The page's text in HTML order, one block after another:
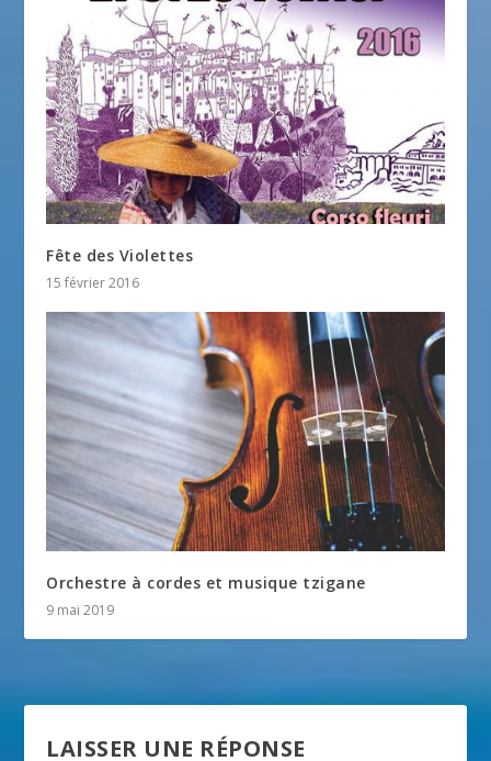
Fête des Violettes
15 février 2016
Orchestre à cordes et musique tzigane
9 mai 2019
LAISSER UNE RÉPONSE